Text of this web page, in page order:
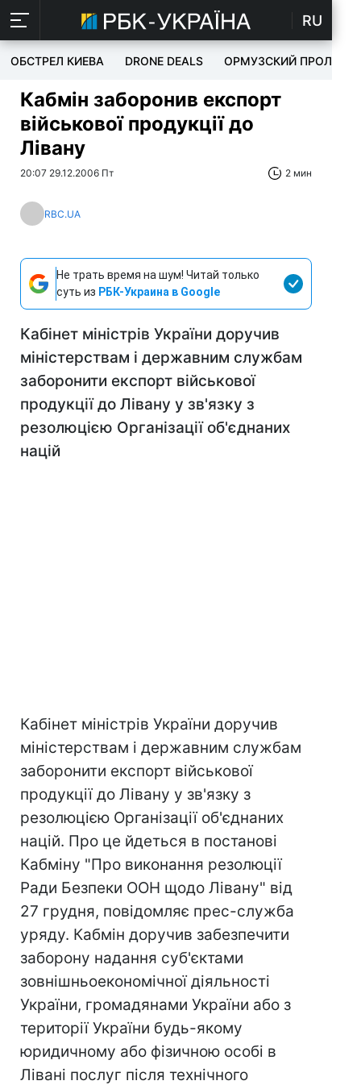
RU
ОБСТРЕЛ КИЕВА DRONE DEALS ОРМУЗСКИЙ ПРОЛИВ
Кабмін заборонив експорт
військової продукції до
Лівану
20:07 29.12.2006 Пт 2 мин
RBC.UA
Не трать время на шум! Читай только
суть из РБК-Украина в Google
Кабінет міністрів України доручив
міністерствам і державним службам
заборонити експорт військової
продукції до Лівану у зв'язку з
резолюцією Організації об'єднаних
націй
Кабінет міністрів України доручив
міністерствам і державним службам
заборонити експорт військової
продукції до Лівану у зв'язку з
резолюцією Організації об'єднаних
націй. Про це йдеться в постанові
Кабміну "Про виконання резолюції
Ради Безпеки ООН щодо Лівану" від
27 грудня, повідомляє прес-служба
уряду. Кабмін доручив забезпечити
заборону надання суб'єктами
зовнішньоекономічної діяльності
України, громадянами України або з
території України будь-якому
юридичному або фізичною особі в
Лівані послуг після технічного